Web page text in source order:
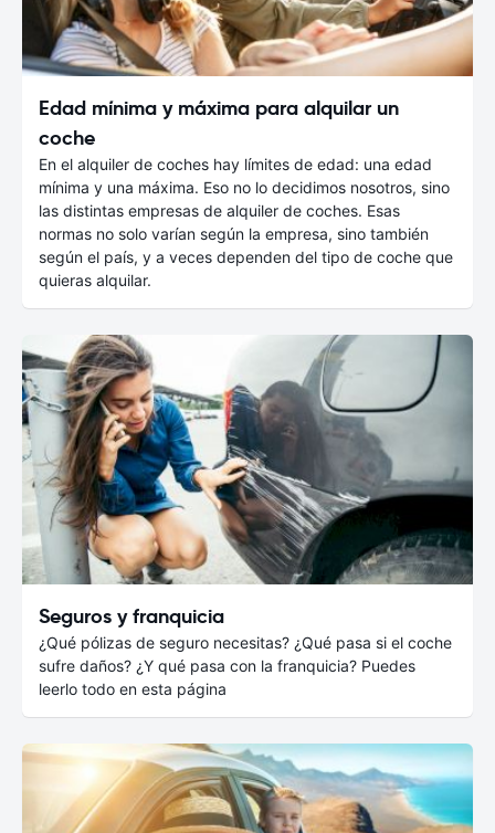
Edad mínima y máxima para alquilar un
coche
En el alquiler de coches hay límites de edad: una edad
mínima y una máxima. Eso no lo decidimos nosotros, sino
las distintas empresas de alquiler de coches. Esas
normas no solo varían según la empresa, sino también
según el país, y a veces dependen del tipo de coche que
quieras alquilar.
Seguros y franquicia
¿Qué pólizas de seguro necesitas? ¿Qué pasa si el coche
sufre daños? ¿Y qué pasa con la franquicia? Puedes
leerlo todo en esta página